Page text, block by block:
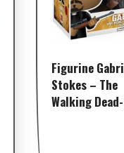
Figurine
Stokes – The
Walking